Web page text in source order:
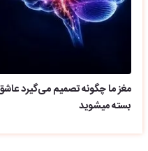
مغز ما چگونه تصمیم می‌گیرد
بسته میشوید